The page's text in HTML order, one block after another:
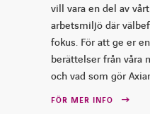
vill vara en del av
arbetsmiljö där
fokus. För att ge er
berättelser från våra
och vad som gör
FÖR MER INFO